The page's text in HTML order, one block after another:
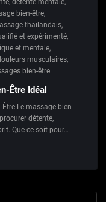
, détente mentale,
bien-être,
thaïlandais,
et expérimenté,
et mentale,
musculaires,
bien-être
Être Idéal
Le massage bien-
détente,
Que ce soit pour…